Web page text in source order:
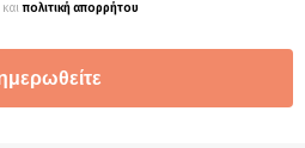
καιπολιτική απορρήτου